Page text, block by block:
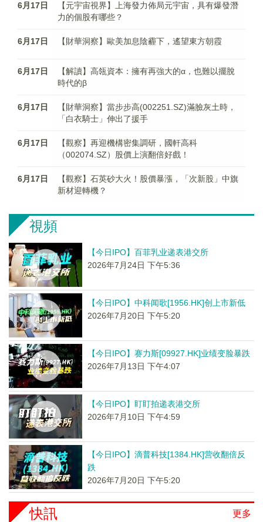
6月17日
【元宇宙視界】上海發力佈局元宇宙，具有爆發潛
力的個股有哪些？
6月17日 【財華洞察】歐美加息陰霾下，遙望東方朝霞
6月17日
【解讀】高瓴資本：擁有再強大的α，也難以擺脫
時代的β
6月17日
【財華洞察】當步步高(002251.SZ)滿臉灰土時，
「白衣騎士」伸出了援手
6月17日
【觀察】再迎機構密集調研，國軒高科
（002074.SZ）股價上演翻倍好戲！
6月17日
【觀察】石英砂大火！股價暴漲，「次新股」中旗
新材迎轉機？
視頻
【今日IPO】百菲乳业递表港交所
2026年7月24日 下午5:36
【今日IPO】中科闻歌[1956.HK]创上市新低
2026年7月20日 下午5:20
【今日IPO】赛力斯[09927.HK]业绩变脸暴跌
2026年7月13日 下午4:07
【今日IPO】盯盯拍递表港交所
2026年7月10日 下午4:59
【今日IPO】滴普科技[1384.HK]营收翻倍反
跌
2026年7月20日 下午5:20
更多
快訊